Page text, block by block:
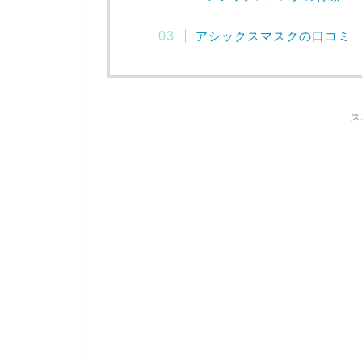
アシックスマスクの口コミ